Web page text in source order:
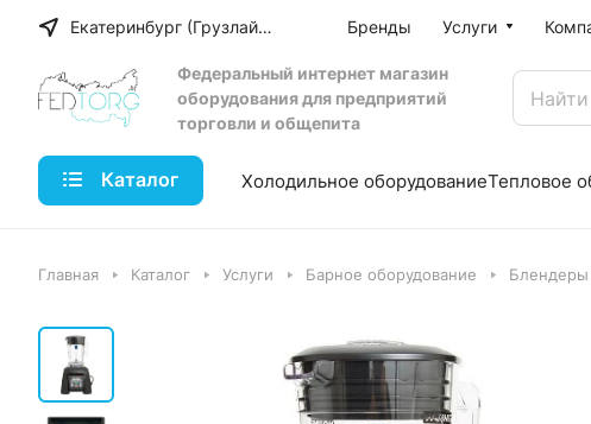
Екатеринбург (Грузлайн) Бренды Услуги
Федеральный интернет магазин
оборудования для предприятий
торговли и общепита
Каталог Холодильное оборудованиеТепловое
Главная Каталог Услуги Барное оборудование Блендеры